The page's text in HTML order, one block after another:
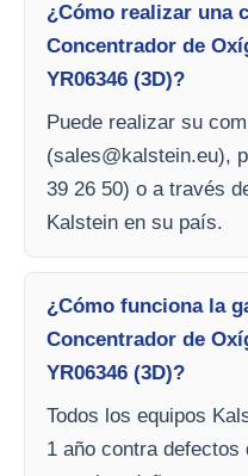
¿Cómo realizar una
Concentrador de
YR06346 (3D)?
Puede realizar su
(sales@kalstein.eu),
39 26 50) o a través
Kalstein en su país.
¿Cómo funciona la
Concentrador de
YR06346 (3D)?
Todos los equipos
1 año contra